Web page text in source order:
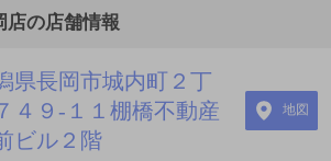
店の店舗情報
県長岡市城内町２丁
４９-１１棚橋不動産
ビル２階
地図